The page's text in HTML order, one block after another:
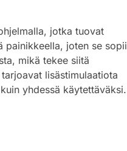
jotka tuovat
painikkeella, joten se sopii
mikä tekee siitä
lisästimulaatiota
yhdessä käytettäväksi.